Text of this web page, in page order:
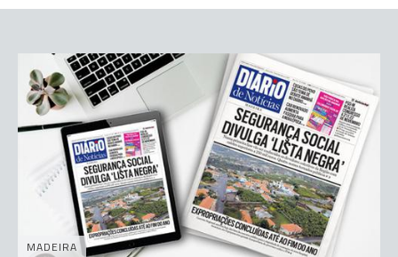
MADEIRA